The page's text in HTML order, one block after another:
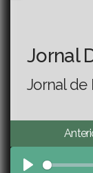
Jornal
Jornal de